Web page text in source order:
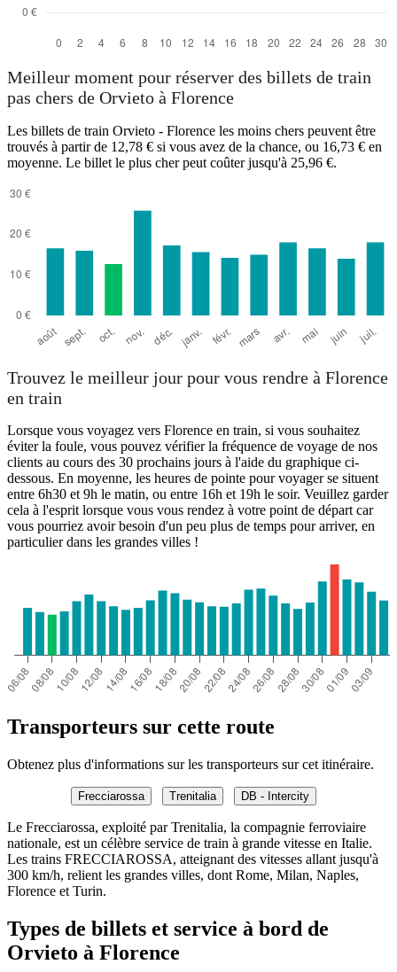
Meilleur moment pour réserver des billets de train
pas chers de Orvieto à Florence
Les billets de train Orvieto - Florence les moins chers peuvent être
trouvés à partir de 12,78 € si vous avez de la chance, ou 16,73 € en
moyenne. Le billet le plus cher peut coûter jusqu'à 25,96 €.
Trouvez le meilleur jour pour vous rendre à Florence
en train
Lorsque vous voyagez vers Florence en train, si vous souhaitez
éviter la foule, vous pouvez vérifier la fréquence de voyage de nos
clients au cours des 30 prochains jours à l'aide du graphique ci-
dessous. En moyenne, les heures de pointe pour voyager se situent
entre 6h30 et 9h le matin, ou entre 16h et 19h le soir. Veuillez garder
cela à l'esprit lorsque vous vous rendez à votre point de départ car
vous pourriez avoir besoin d'un peu plus de temps pour arriver, en
particulier dans les grandes villes !
Transporteurs sur cette route
Obtenez plus d'informations sur les transporteurs sur cet itinéraire.
Frecciarossa Trenitalia DB - Intercity
Le Frecciarossa, exploité par Trenitalia, la compagnie ferroviaire
nationale, est un célèbre service de train à grande vitesse en Italie.
Les trains FRECCIAROSSA, atteignant des vitesses allant jusqu'à
300 km/h, relient les grandes villes, dont Rome, Milan, Naples,
Florence et Turin.
Types de billets et service à bord de
Orvieto à Florence